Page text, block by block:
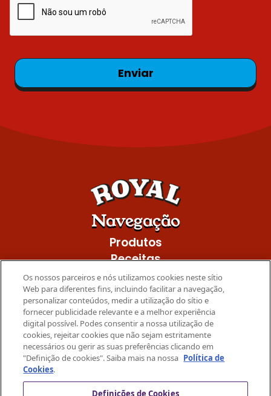
Enviar
Navegação
Produtos
Receitas
Promo
Mondelez International
Privacidade
Cookies
Termos
Para mais inspiração
Os nossos parceiros e nós utilizamos cookies neste sítio
Web para diferentes fins, incluindo facilitar a navegação,
personalizar conteúdos, medir a utilização do sítio e
fornecer publicidade relevante e a melhor experiência
digital possível. Podes consentir a nossa utilização de
cookies, rejeitar cookies que não sejam estritamente
necessários ou gerir as suas preferências clicando em
"Definição de cookies". Saiba mais na nossa Política de
Cookies.
Definições de Cookies